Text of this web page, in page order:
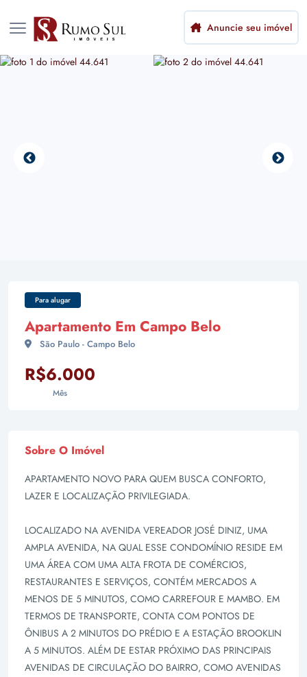
Anuncie seu imóvel
Para alugar
Apartamento Em Campo Belo
São Paulo - Campo Belo
R$6.000
Mês
Sobre O Imóvel
APARTAMENTO NOVO PARA QUEM BUSCA CONFORTO,
LAZER E LOCALIZAÇÃO PRIVILEGIADA.
LOCALIZADO NA AVENIDA VEREADOR JOSÉ DINIZ, UMA
AMPLA AVENIDA, NA QUAL ESSE CONDOMÍNIO RESIDE EM
UMA ÁREA COM UMA ALTA FROTA DE COMÉRCIOS,
RESTAURANTES E SERVIÇOS, CONTÉM MERCADOS A
MENOS DE 5 MINUTOS, COMO CARREFOUR E MAMBO. EM
TERMOS DE TRANSPORTE, CONTA COM PONTOS DE
ÔNIBUS A 2 MINUTOS DO PRÉDIO E A ESTAÇÃO BROOKLIN
A 5 MINUTOS. ALÉM DE ESTAR PRÓXIMO DAS PRINCIPAIS
AVENIDAS DE CIRCULAÇÃO DO BAIRRO, COMO AVENIDAS